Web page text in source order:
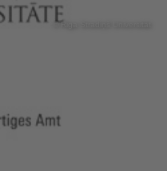
© Riga Stradiņš Universität